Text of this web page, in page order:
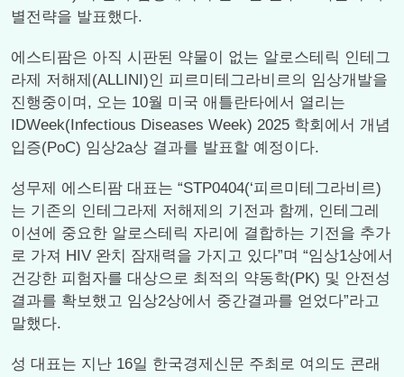
별전략을 발표했다.
에스티팜은 아직 시판된 약물이 없는 알로스테릭 인테그
라제 저해제(ALLINI)인 피르미테그라비르의 임상개발을
진행중이며, 오는 10월 미국 애틀란타에서 열리는
IDWeek(Infectious Diseases Week) 2025 학회에서 개념
입증(PoC) 임상2a상 결과를 발표할 예정이다.
성무제 에스티팜 대표는 “STP0404(‘피르미테그라비르)
는 기존의 인테그라제 저해제의 기전과 함께, 인테그레
이션에 중요한 알로스테릭 자리에 결합하는 기전을 추가
로 가져 HIV 완치 잠재력을 가지고 있다”며 “임상1상에서
건강한 피험자를 대상으로 최적의 약동학(PK) 및 안전성
결과를 확보했고 임상2상에서 중간결과를 얻었다”라고
말했다.
성 대표는 지난 16일 한국경제신문 주최로 여의도 콘래